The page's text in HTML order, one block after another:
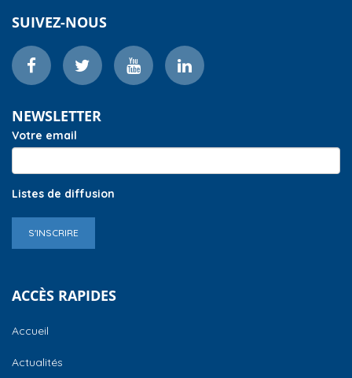
SUIVEZ-NOUS
NEWSLETTER
Votre email
Listes de diffusion
S'INSCRIRE
ACCÈS RAPIDES
Accueil
Actualités